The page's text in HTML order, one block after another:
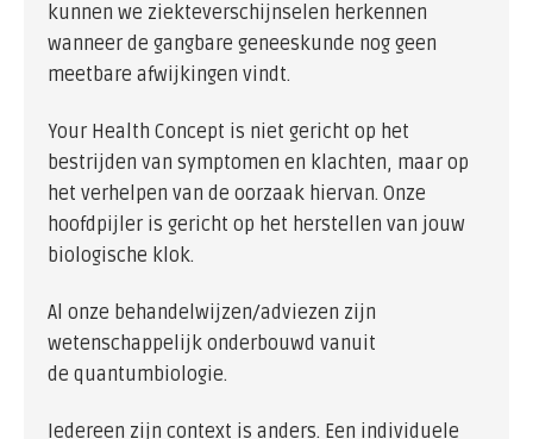
kunnen we ziekteverschijnselen herkennen
wanneer de gangbare geneeskunde nog geen
meetbare afwijkingen vindt.
Your Health Concept is niet gericht op het
bestrijden van symptomen en klachten, maar op
het verhelpen van de oorzaak hiervan. Onze
hoofdpijler is gericht op het herstellen van jouw
biologische klok.
Al onze behandelwijzen/adviezen zijn
wetenschappelijk onderbouwd vanuit
de quantumbiologie.
Iedereen zijn context is anders. Een individuele